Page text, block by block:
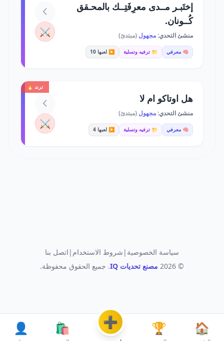
إختَبـر مــدى معرِفَتِــك بالمحـقق
كُــونان.
منشئ التحدي:مجهول (مبتدئ)
🧠 معرفي 📁 ترفيه وتسلية ▶️ لعبها 10
⚔️
ترند 🔥
هل اوتاكو ام لا
منشئ التحدي:مجهول (مبتدئ)
🧠 معرفي 📁 ترفيه وتسلية ▶️ لعبها 4 ⚔️
🏠
🏆
➕
🛍️
👤
سياسة الخصوصية | شروط الاستخدام | اتصل بنا
© 2026
مصنع تحديات IQ . جميع الحقوق محفوظة.